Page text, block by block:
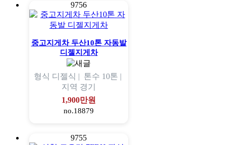
9756
중고지게차 두산10톤 자동발
디젤지게차
형식 디젤식 | 톤수 10톤 |
지역 경기
1,900만원
no.18879
9755